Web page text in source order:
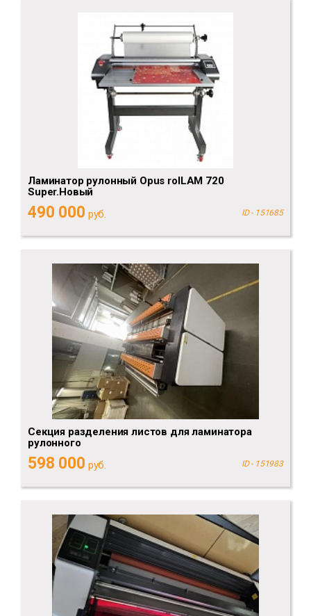
Ламинатор рулонный Opus rolLAM 720
Super.Новый
490 000 руб. ID - 151685
Секция разделения листов для ламинатора
рулонного
598 000 руб. ID - 151983